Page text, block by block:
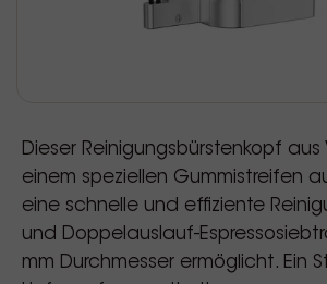
Dieser Reinigungsbürstenkopf aus
einem speziellen Gummistreifen
eine schnelle und effiziente
und Doppelauslauf-
mm Durchmesser ermöglicht. Ein